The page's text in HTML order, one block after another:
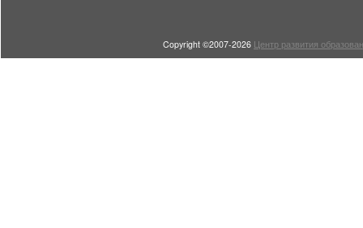
Copyright ©2007-2026 Центр развития